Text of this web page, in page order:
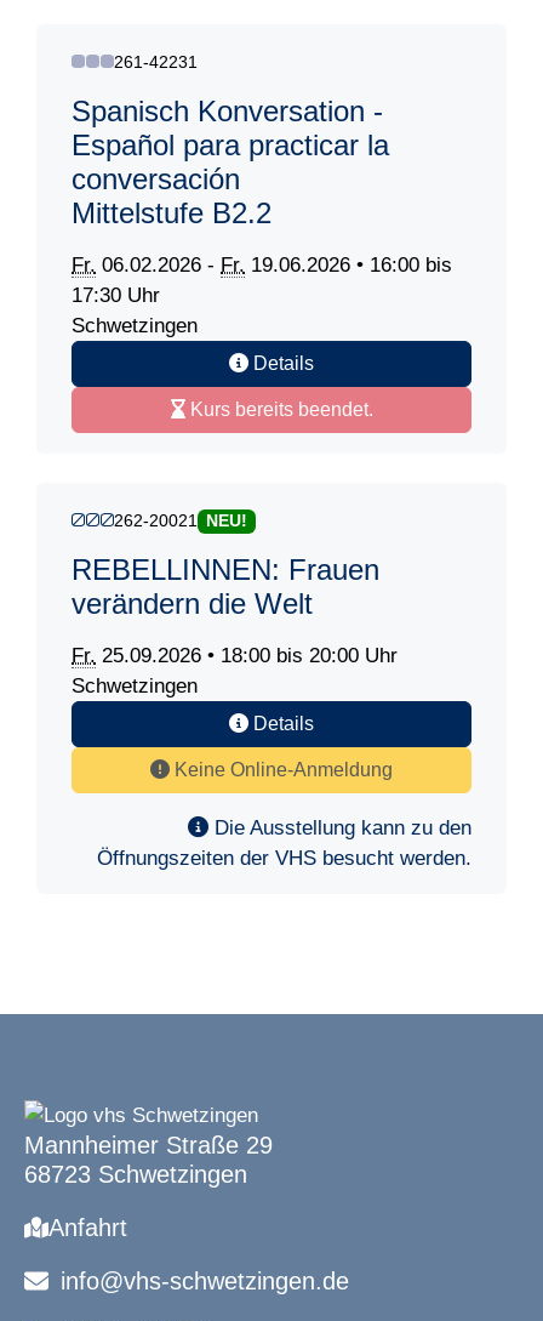
261-42231
Spanisch Konversation -
Español para practicar la
conversación
Mittelstufe B2.2
Fr. 06.02.2026 - Fr. 19.06.2026 • 16:00 bis
17:30 Uhr
Schwetzingen
Details
Kurs bereits beendet.
262-20021 NEU!
REBELLINNEN: Frauen
verändern die Welt
Fr. 25.09.2026 • 18:00 bis 20:00 Uhr
Schwetzingen
Details
Keine Online-Anmeldung
Die Ausstellung kann zu den
Öffnungszeiten der VHS besucht werden.
Mannheimer Straße 29
68723 Schwetzingen
Anfahrt
info@vhs-schwetzingen.de